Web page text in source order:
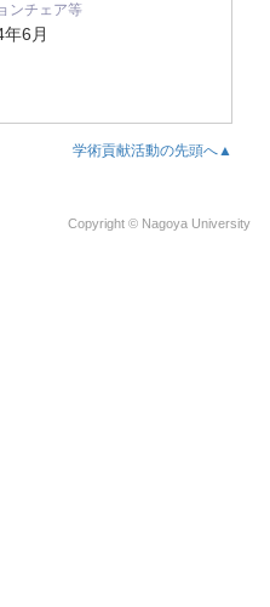
ンチェア等
6月
学術貢献活動の先頭へ▲
Copyright © Nagoya University